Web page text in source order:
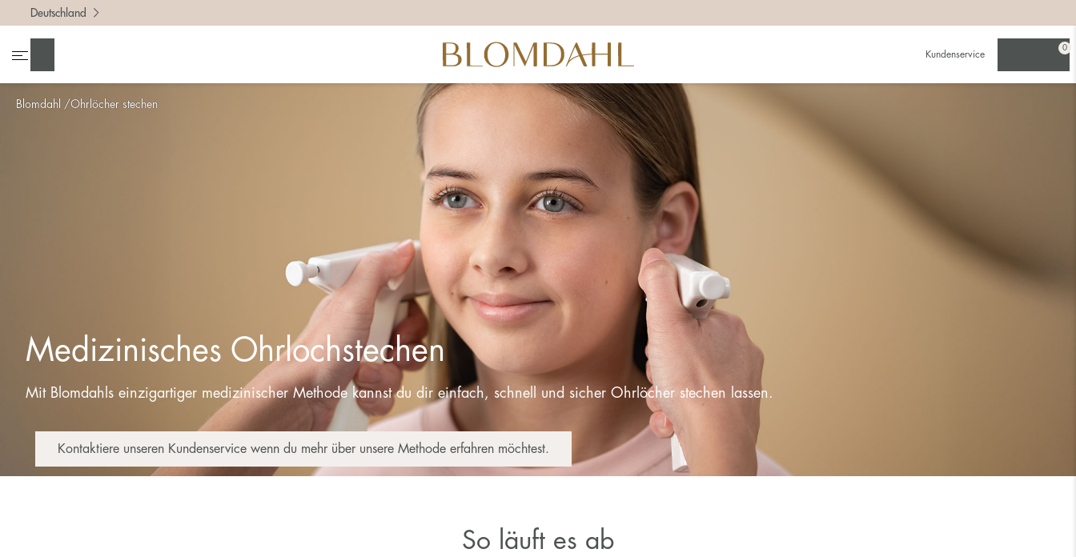
Blomdahl Ohrlöcher stechen
Deutschland
Kundenservice
0
Mit Blomdahls einzigartiger medizinischer Methode kannst du dir einfach, schnell und sicher Ohrlöcher stechen lassen.
Medizinisches Ohrlochstechen
Kontaktiere unseren Kundenservice wenn du mehr über unsere Methode erfahren möchtest.
So läuft es ab